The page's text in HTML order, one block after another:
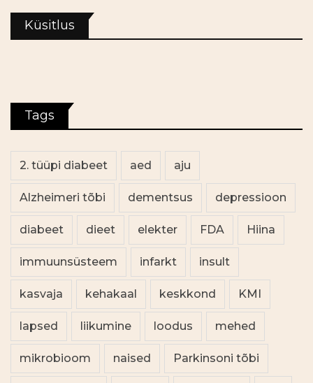
Küsitlus
Tags
2. tüüpi diabeet aed aju
Alzheimeri tõbi dementsus depressioon
diabeet dieet elekter FDA Hiina
immuunsüsteem infarkt insult
kasvaja kehakaal keskkond KMI
lapsed liikumine loodus mehed
mikrobioom naised Parkinsoni tõbi